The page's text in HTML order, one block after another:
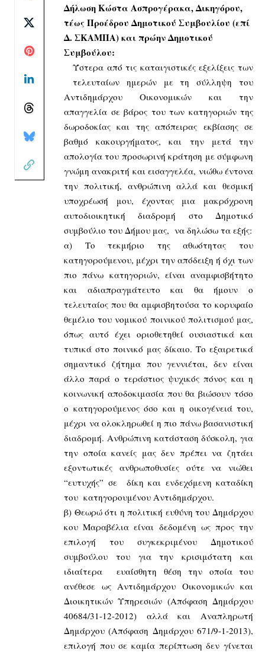
Δήλωση Κώστα Ασπρογέρακα, Δικηγόρου,
τέως Προέδρου Δημοτικού Συμβουλίου (επί
Δ. ΣΚΑΜΠΑ) και πρώην Δημοτικού
Συμβούλου:
Ύστερα από τις καταιγιστικές εξελίξεις των
τελευταίων ημερών με τη σύλληψη του
Αντιδημάρχου Οικονομικών και την
απαγγελία σε βάρος του των κατηγοριών της
δωροδοκίας και της απόπειρας εκβίασης σε
βαθμό κακουργήματος, και την μετά την
απολογία του προσωρινή κράτηση με σύμφωνη
γνώμη ανακριτή και εισαγγελέα, νιώθω έντονα
την πολιτική, ανθρώπινη αλλά και θεσμική
υποχρέωσή μου, έχοντας μια μακρόχρονη
αυτοδιοικητική διαδρομή στο Δημοτικό
συμβούλιο του Δήμου μας, να δηλώσω τα εξής:
α) Το τεκμήριο της αθωότητας του
κατηγορούμενου, μέχρι την απόδειξη ή όχι των
πιο πάνω κατηγοριών, είναι αναμφισβήτητο
και αδιαπραγμάτευτο και θα ήμουν ο
τελευταίος που θα αμφισβητούσα το κορυφαίο
θεμέλιο του νομικού ποινικού πολιτισμού μας,
όπως αυτό έχει οριοθετηθεί ουσιαστικά και
τυπικά στο ποινικό μας δίκαιο. Το εξαιρετικά
σημαντικό ζήτημα που γεννιέται, δεν είναι
άλλο παρά ο τεράστιος ψυχικός πόνος και η
κοινωνική αποδοκιμασία που θα βιώσουν τόσο
ο κατηγορούμενος όσο και η οικογένειά του,
μέχρι να ολοκληρωθεί η πιο πάνω βασανιστική
διαδρομή. Ανθρώπινη κατάσταση δύσκολη, για
την οποία κανείς μας δεν πρέπει να ζητάει
εξοντωτικές ανθρωποθυσίες ούτε να νιώθει
“ευτυχής” σε δίκη και ενδεχόμενη καταδίκη
του κατηγορουμένου Αντιδημάρχου.
β) Θεωρώ ότι η πολιτική ευθύνη του Δημάρχου
κου Μαραβέλια είναι δεδομένη ως προς την
επιλογή του συγκεκριμένου Δημοτικού
συμβούλου του για την κρισιμότατη και
ιδιαίτερα ευαίσθητη θέση την οποία του
ανέθεσε ως Αντιδημάρχου Οικονομικών και
Διοικητικών Υπηρεσιών (Απόφαση Δημάρχου
40684/31-12-2012) αλλά και Αναπληρωτή
Δημάρχου (Απόφαση Δημάρχου 671/9-1-2013),
επιλογή που σε καμία περίπτωση δεν γίνεται